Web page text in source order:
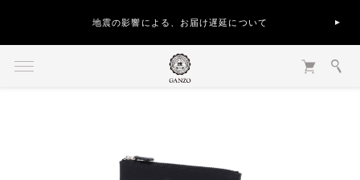
地震の影響による、お届け遅延について